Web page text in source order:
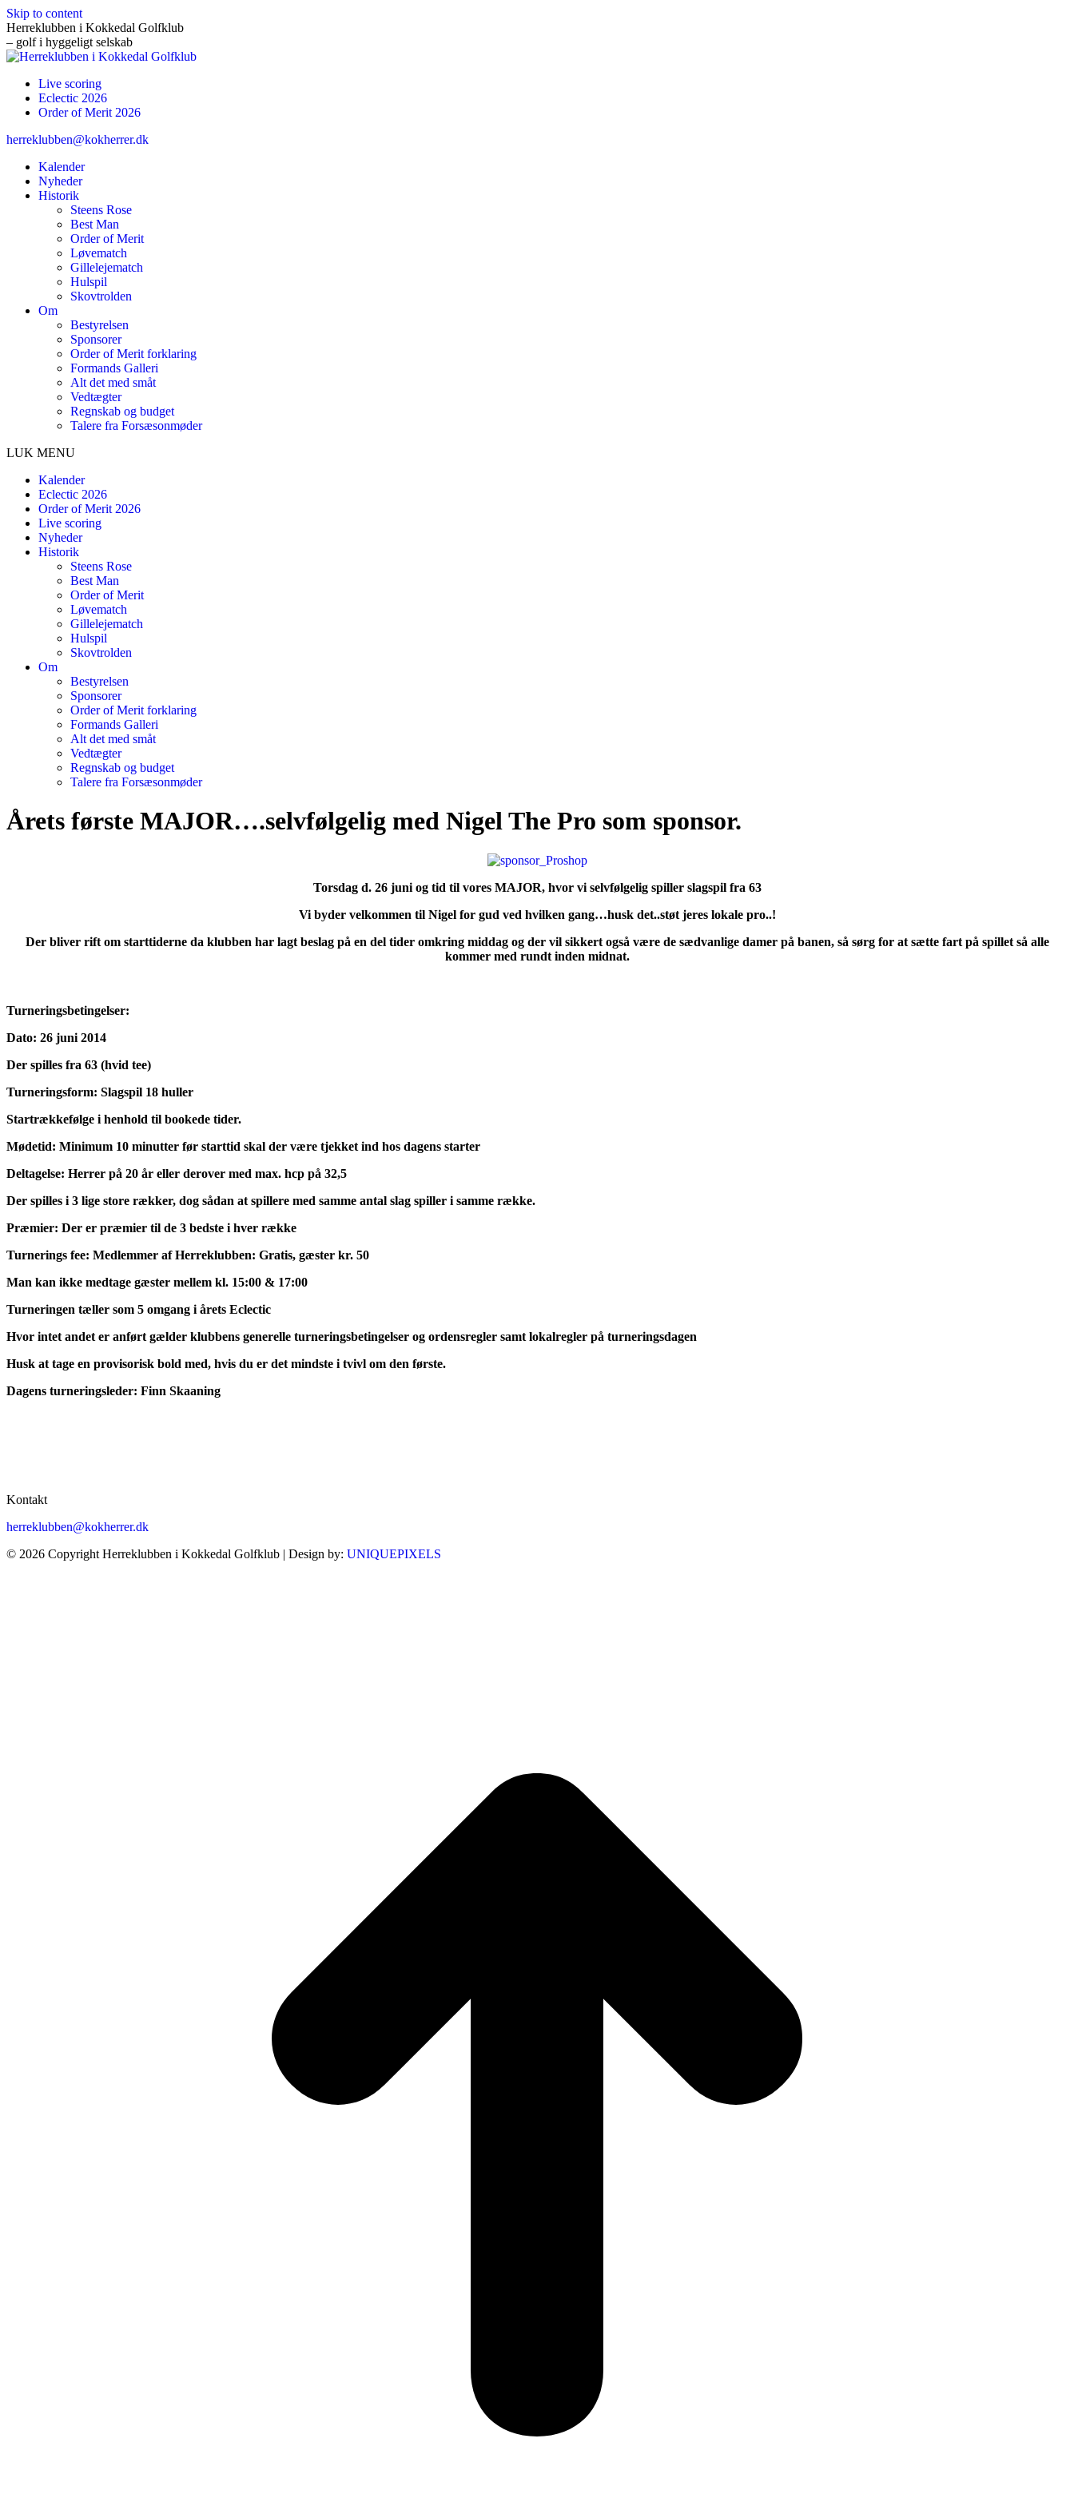
Skip to content
Herreklubben i Kokkedal Golfklub
– golf i hyggeligt selskab
Live scoring
Eclectic 2026
Order of Merit 2026
herreklubben@kokherrer.dk
Kalender
Nyheder
Historik
Steens Rose
Best Man
Order of Merit
Løvematch
Gillelejematch
Hulspil
Skovtrolden
Om
Bestyrelsen
Sponsorer
Order of Merit forklaring
Formands Galleri
Alt det med småt
Vedtægter
Regnskab og budget
Talere fra Forsæsonmøder
LUK MENU
Kalender
Eclectic 2026
Order of Merit 2026
Live scoring
Nyheder
Historik
Steens Rose
Best Man
Order of Merit
Løvematch
Gillelejematch
Hulspil
Skovtrolden
Om
Bestyrelsen
Sponsorer
Order of Merit forklaring
Formands Galleri
Alt det med småt
Vedtægter
Regnskab og budget
Talere fra Forsæsonmøder
Årets første MAJOR….selvfølgelig med Nigel The Pro som sponsor.
Torsdag d. 26 juni og tid til vores MAJOR, hvor vi selvfølgelig spiller slagspil fra 63
Vi byder velkommen til Nigel for gud ved hvilken gang…husk det..støt jeres lokale pro..!
Der bliver rift om starttiderne da klubben har lagt beslag på en del tider omkring middag og der vil sikkert også være de sædvanlige damer på banen, så sørg for at sætte fart på spillet så alle
kommer med rundt inden midnat.
Turneringsbetingelser:
Dato: 26 juni 2014
Der spilles fra 63 (hvid tee)
Turneringsform: Slagspil 18 huller
Startrækkefølge i henhold til bookede tider.
Mødetid: Minimum 10 minutter før starttid skal der være tjekket ind hos dagens starter
Deltagelse: Herrer på 20 år eller derover med max. hcp på 32,5
Der spilles i 3 lige store rækker, dog sådan at spillere med samme antal slag spiller i samme række.
Præmier: Der er præmier til de 3 bedste i hver række
Turnerings fee: Medlemmer af Herreklubben: Gratis, gæster kr. 50
Man kan ikke medtage gæster mellem kl. 15:00 & 17:00
Turneringen tæller som 5 omgang i årets Eclectic
Hvor intet andet er anført gælder klubbens generelle turneringsbetingelser og ordensregler samt lokalregler på turneringsdagen
Husk at tage en provisorisk bold med, hvis du er det mindste i tvivl om den første.
Dagens turneringsleder: Finn Skaaning
Kontakt
herreklubben@kokherrer.dk
© 2026 Copyright Herreklubben i Kokkedal Golfklub | Design by: UNIQUEPIXELS